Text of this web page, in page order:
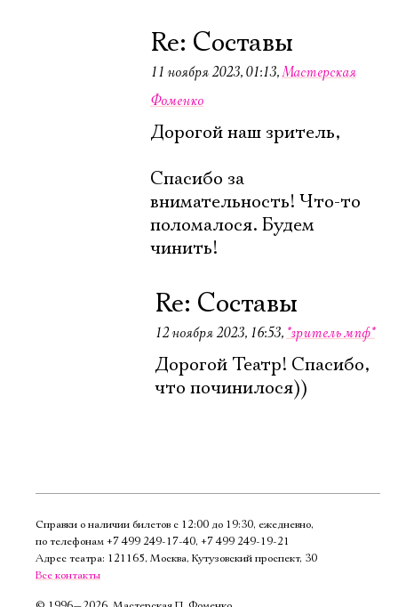
Re: Составы
11 ноября 2023, 01:13,Мастерская
Фоменко
Дорогой наш зритель,
Спасибо за
внимательность! Что-то
поломалося. Будем
чинить!
Re: Составы
12 ноября 2023, 16:53, *зритель мпф*
Дорогой Театр! Спасибо,
что починилося))
Справки о наличии билетов с 12:00 до 19:30, ежедневно,
по телефонам +7 499 249‑17‑40, +7 499 249‑19‑21
Адрес театра: 121165, Москва, Кутузовский проспект, 30
Все контакты